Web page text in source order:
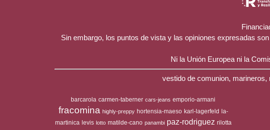
Sin embargo, los puntos de vista y las opiniones expresadas
Ni la Unión Europea ni la
vestido de comunion,
barcarola carmen-taberner cars-jeans emporio-armani
fracomina highly-preppy hortensia-maeso karl-lagerfeld
la-
martinica levis lotto matilde-cano panambi paz-rodriguez rilotta